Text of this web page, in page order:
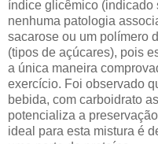
índice glicêmico (indicado
nenhuma patologia
sacarose ou um polímero
(tipos de açúcares), pois
a única maneira
exercício. Foi observado
bebida, com carboidrato
potencializa a
ideal para esta mistura é